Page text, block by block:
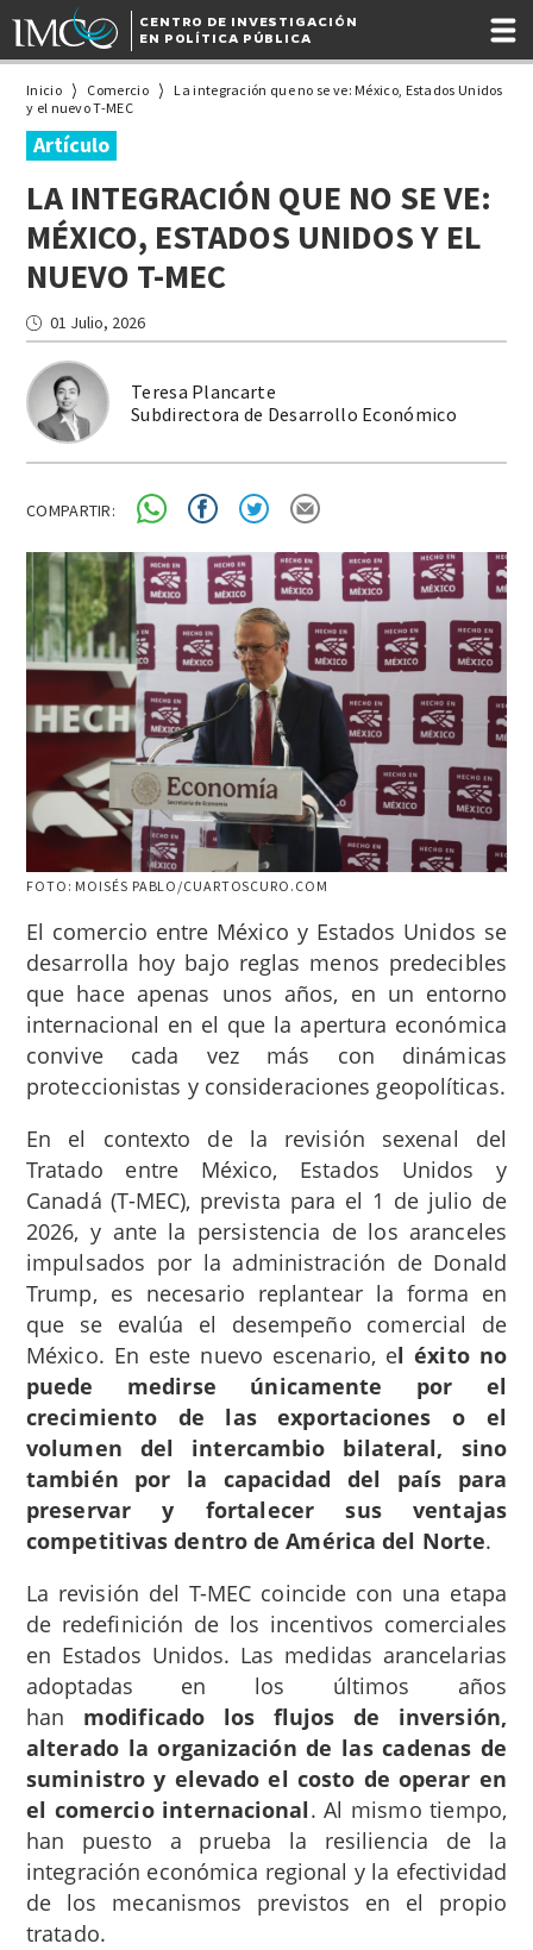
CENTRO DE INVESTIGACIÓN
EN POLÍTICA PÚBLICA
Inicio Comercio
La integración que no se ve: México, Estados Unidos
y el nuevo T-MEC
Artículo
LA INTEGRACIÓN QUE NO SE VE:
MÉXICO, ESTADOS UNIDOS Y EL
NUEVO T-MEC
Teresa Plancarte
Subdirectora de Desarrollo Económico
01 Julio, 2026
COMPARTIR:
FOTO: MOISÉS PABLO/CUARTOSCURO.COM
El comercio entre México y Estados Unidos se
desarrolla hoy bajo reglas menos predecibles
que hace apenas unos años, en un entorno
internacional en el que la apertura económica
convive cada vez más con dinámicas
proteccionistas y consideraciones geopolíticas.
En el contexto de la revisión sexenal del
Tratado entre México, Estados Unidos y
Canadá (T-MEC), prevista para el 1 de julio de
2026, y ante la persistencia de los aranceles
impulsados por la administración de Donald
Trump, es necesario replantear la forma en
que se evalúa el desempeño comercial de
México. En este nuevo escenario, el éxito no
puede medirse únicamente por el
crecimiento de las exportaciones o el
volumen del intercambio bilateral, sino
también por la capacidad del país para
preservar y fortalecer sus ventajas
competitivas dentro de América del Norte.
La revisión del T-MEC coincide con una etapa
de redefinición de los incentivos comerciales
en Estados Unidos. Las medidas arancelarias
adoptadas en los últimos años
han modificado los flujos de inversión,
alterado la organización de las cadenas de
suministro y elevado el costo de operar en
el comercio internacional. Al mismo tiempo,
han puesto a prueba la resiliencia de la
integración económica regional y la efectividad
de los mecanismos previstos en el propio
tratado.